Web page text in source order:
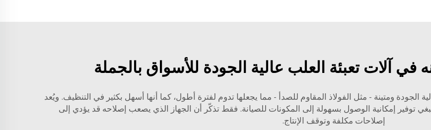
آلات تعبئة العلب عالية الجودة للأسواق بالجملة
الجودة ومتينة - مثل الفولاذ المقاوم للصدأ - مما يجعلها تدوم لفترة أطول، كما أنها أسهل بكثير في التنظيف. ويُعد
توفير إمكانية الوصول بسهولة إلى المكونات للصيانة. فقط تذكّر أن الجهاز الذي يصعب إصلاحه قد يؤدي إلى
إصلاحات مكلفة وتوقف الإنتاج.